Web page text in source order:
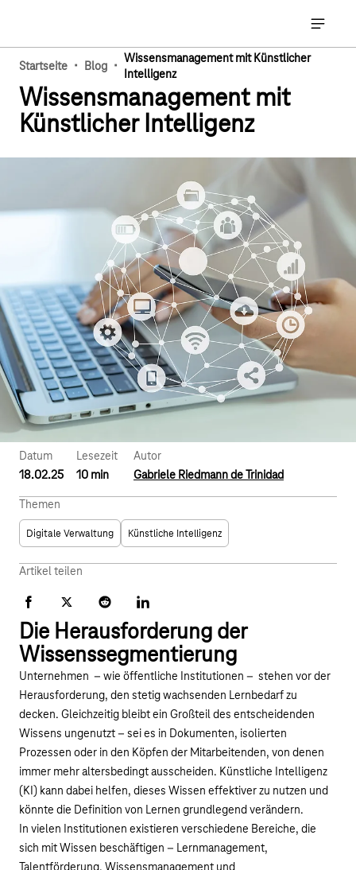
Startseite · Blog · Wissensmanagement mit Künstlicher
Intelligenz
Wissensmanagement mit
Künstlicher Intelligenz
Datum
18.02.25
Lesezeit
10 min
Autor
Gabriele Riedmann de Trinidad
Themen
Digitale Verwaltung Künstliche Intelligenz
Artikel teilen
Facebook
X Reddit LinkedIn
Die Herausforderung der
Wissenssegmentierung
Unternehmen – wie öffentliche Institutionen – stehen vor der
Herausforderung, den stetig wachsenden Lernbedarf zu
decken. Gleichzeitig bleibt ein Großteil des entscheidenden
Wissens ungenutzt – sei es in Dokumenten, isolierten
Prozessen oder in den Köpfen der Mitarbeitenden, von denen
immer mehr altersbedingt ausscheiden. Künstliche Intelligenz
(KI) kann dabei helfen, dieses Wissen effektiver zu nutzen und
könnte die Definition von Lernen grundlegend verändern.
In vielen Institutionen existieren verschiedene Bereiche, die
sich mit Wissen beschäftigen – Lernmanagement,